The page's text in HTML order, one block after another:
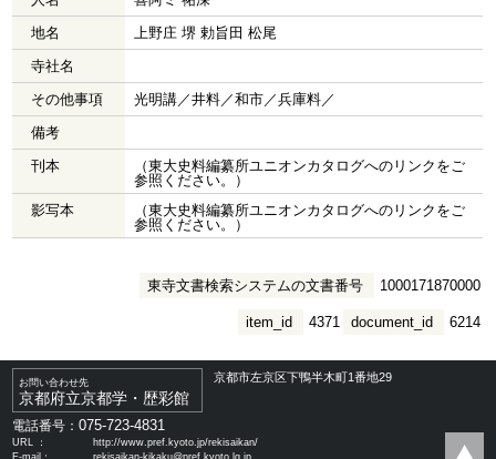
地名
上野庄 堺 勅旨田 松尾
寺社名
その他事項
光明講／井料／和市／兵庫料／
備考
刊本
（東大史料編纂所ユニオンカタログへのリンクをご
参照ください。）
影写本
（東大史料編纂所ユニオンカタログへのリンクをご
参照ください。）
東寺文書検索システムの文書番号 1000171870000
document_id 6214
item_id 4371
お問い合わせ先
京都府立京都学・歴彩館
京都市左京区下鴨半木町1番地29
電話番号：075-723-4831
URL ：
http://www.pref.kyoto.jp/rekisaikan/
E-mail：
rekisaikan-kikaku@pref.kyoto.lg.jp